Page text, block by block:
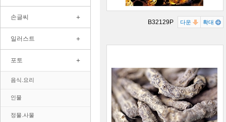
손글씨 +
일러스트 +
포토 +
음식.요리
인물
정물.사물
B32129P 다운 확대